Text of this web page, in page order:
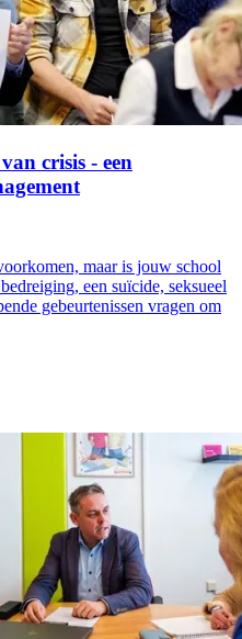
crisis - een
maar is jouw school
een suïcide, seksueel
gebeurtenissen vragen om